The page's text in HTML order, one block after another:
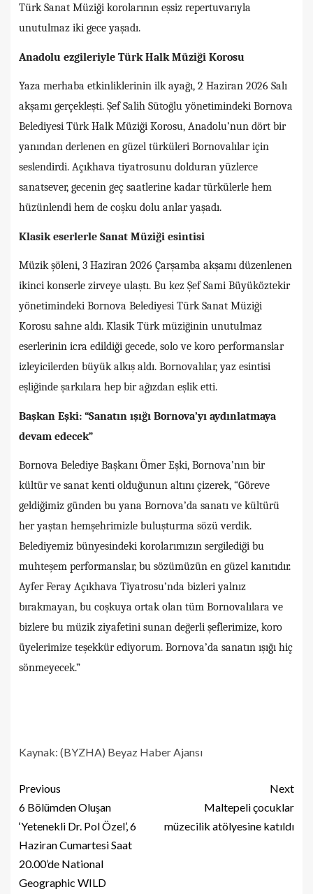
Türk Sanat Müziği korolarının eşsiz repertuvarıyla
unutulmaz iki gece yaşadı.
Anadolu ezgileriyle Türk Halk Müziği Korosu
Yaza merhaba etkinliklerinin ilk ayağı, 2 Haziran 2026 Salı
akşamı gerçekleşti. Şef Salih Sütoğlu yönetimindeki Bornova
Belediyesi Türk Halk Müziği Korosu, Anadolu’nun dört bir
yanından derlenen en güzel türküleri Bornovalılar için
seslendirdi. Açıkhava tiyatrosunu dolduran yüzlerce
sanatsever, gecenin geç saatlerine kadar türkülerle hem
hüzünlendi hem de coşku dolu anlar yaşadı.
Klasik eserlerle Sanat Müziği esintisi
Müzik şöleni, 3 Haziran 2026 Çarşamba akşamı düzenlenen
ikinci konserle zirveye ulaştı. Bu kez Şef Sami Büyüköztekir
yönetimindeki Bornova Belediyesi Türk Sanat Müziği
Korosu sahne aldı. Klasik Türk müziğinin unutulmaz
eserlerinin icra edildiği gecede, solo ve koro performanslar
izleyicilerden büyük alkış aldı. Bornovalılar, yaz esintisi
eşliğinde şarkılara hep bir ağızdan eşlik etti.
Başkan Eşki: “Sanatın ışığı Bornova’yı aydınlatmaya
devam edecek”
Bornova Belediye Başkanı Ömer Eşki, Bornova’nın bir
kültür ve sanat kenti olduğunun altını çizerek, “Göreve
geldiğimiz günden bu yana Bornova’da sanatı ve kültürü
her yaştan hemşehrimizle buluşturma sözü verdik.
Belediyemiz bünyesindeki korolarımızın sergilediği bu
muhteşem performanslar, bu sözümüzün en güzel kanıtıdır.
Ayfer Feray Açıkhava Tiyatrosu’nda bizleri yalnız
bırakmayan, bu coşkuya ortak olan tüm Bornovalılara ve
bizlere bu müzik ziyafetini sunan değerli şeflerimize, koro
üyelerimize teşekkür ediyorum. Bornova’da sanatın ışığı hiç
sönmeyecek.”
Kaynak: (BYZHA) Beyaz Haber Ajansı
Previous
6 Bölümden Oluşan
‘Yetenekli Dr. Pol Özel’, 6
Haziran Cumartesi Saat
20.00’de National
Geographic WILD
Next
Maltepeli çocuklar
müzecilik atölyesine katıldı